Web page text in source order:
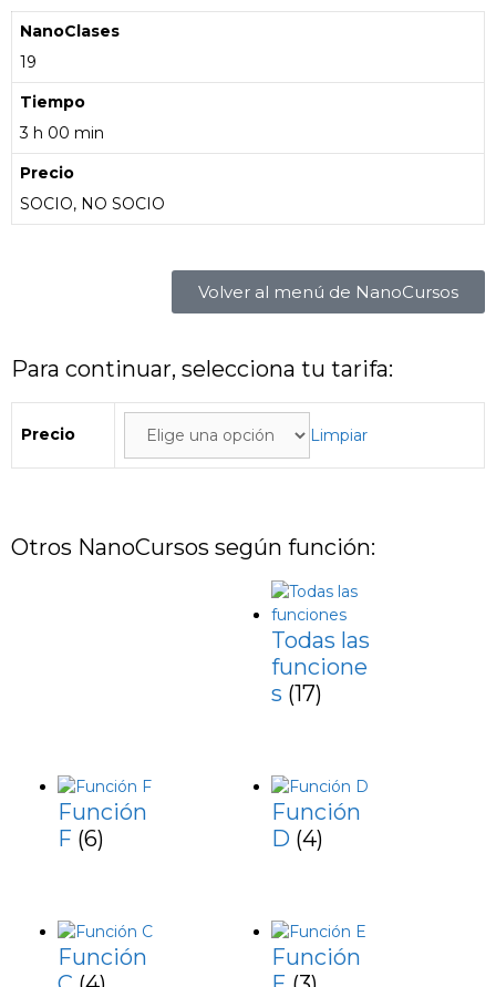
NanoClases
19
Tiempo
3 h 00 min
Precio
SOCIO, NO SOCIO
Volver al menú de NanoCursos
Para continuar, selecciona tu tarifa:
Precio Limpiar
Otros NanoCursos según función:
Todas las
funcione
s (17)
Función
F (6)
Función
D (4)
Función
Función